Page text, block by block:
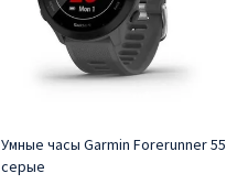
Умные часы Garmin Forerunner 55
серые